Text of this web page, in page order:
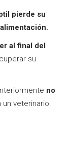
pierde su
al final del
su
no
un veterinario.